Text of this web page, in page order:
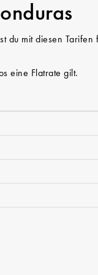
du mit diesen
eine Flatrate gilt.